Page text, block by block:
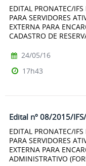
EDITAL PRONATEC/
PARA SERVIDORES
EXTERNA PARA
CADASTRO DE
24/05/16
17h43
Edital nº 08/2015/
EDITAL PRONATEC/
PARA SERVIDORES
EXTERNA PARA
ADMINISTRATIVO